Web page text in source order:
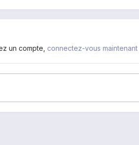
un compte, connectez-vous maintenant